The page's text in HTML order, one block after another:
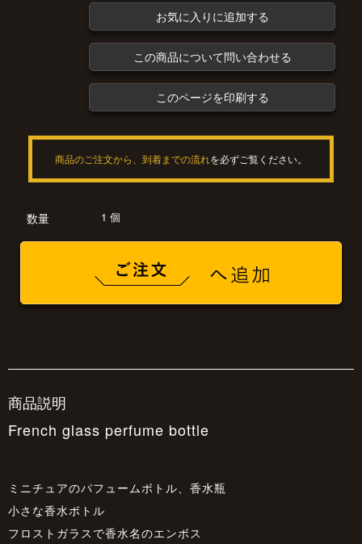
お気に入りに追加する
この商品について問い合わせる
このページを印刷する
商品のご注文から、到着までの流れを必ずご覧ください。
数量 1 個
商品説明
French glass perfume bottle
ミニチュアのパフュームボトル、香水瓶
小さな香水ボトル
フロストガラスで香水名のエンボス